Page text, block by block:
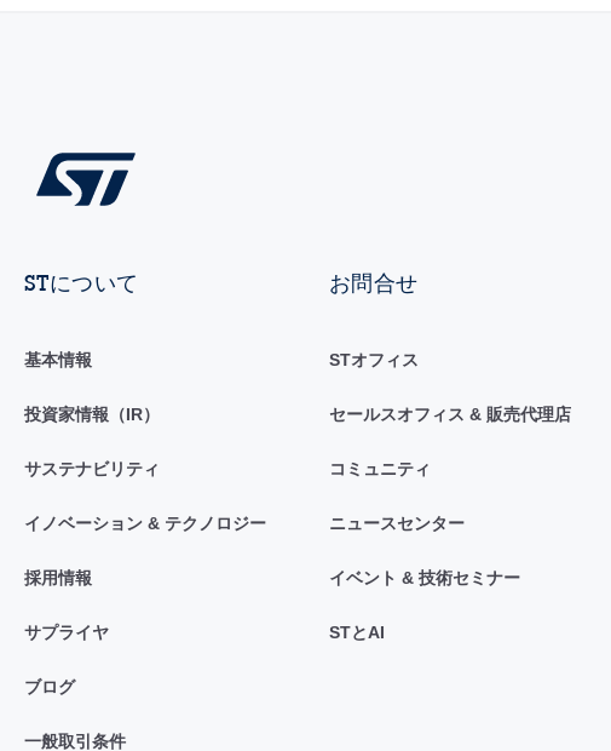
STについて
基本情報
投資家情報（IR）
サステナビリティ
イノベーション & テクノロジー
採用情報
サプライヤ
ブログ
一般取引条件
お問合せ
STオフィス
セールスオフィス & 販売代理店
コミュニティ
ニュースセンター
イベント & 技術セミナー
STとAI